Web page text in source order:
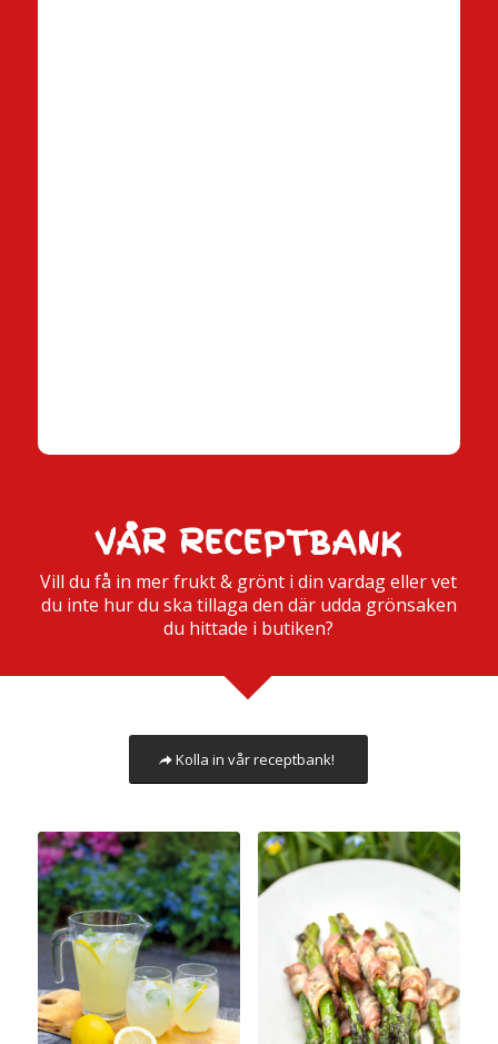
VÅR RECEPTBANK
Vill du få in mer frukt & grönt i din vardag eller vet
du inte hur du ska tillaga den där udda grönsaken
du hittade i butiken?
Kolla in vår receptbank!